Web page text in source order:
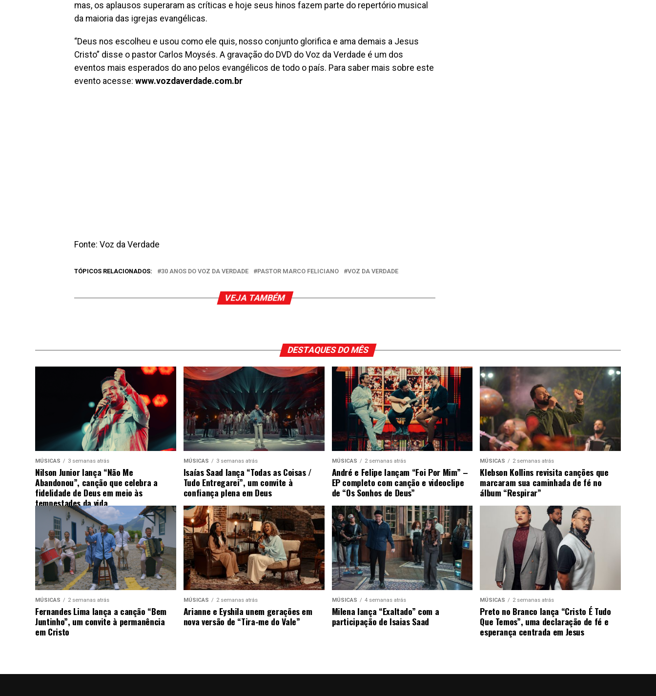
mas, os aplausos superaram as críticas e hoje seus hinos fazem parte do repertório musical
da maioria das igrejas evangélicas.
“Deus nos escolheu e usou como ele quis, nosso conjunto glorifica e ama demais a Jesus
Cristo” disse o pastor Carlos Moysés. A gravação do DVD do Voz da Verdade é um dos
eventos mais esperados do ano pelos evangélicos de todo o país. Para saber mais sobre este
evento acesse: www.vozdaverdade.com.br
Fonte: Voz da Verdade
TÓPICOS RELACIONADOS: 30 ANOS DO VOZ DA VERDADE PASTOR MARCO FELICIANO VOZ DA VERDADE
VEJA TAMBÉM
DESTAQUES DO MÊS
MÚSICAS 3 semanas atrás
Nilson Junior lança “Não Me
Abandonou”, canção que celebra a
fidelidade de Deus em meio às
tempestades da vida
MÚSICAS 3 semanas atrás
Isaías Saad lança “Todas as Coisas /
Tudo Entregarei”, um convite à
confiança plena em Deus
MÚSICAS 2 semanas atrás
André e Felipe lançam “Foi Por Mim” –
EP completo com canção e videoclipe
de “Os Sonhos de Deus”
MÚSICAS 2 semanas atrás
Klebson Kollins revisita canções que
marcaram sua caminhada de fé no
álbum “Respirar”
MÚSICAS 2 semanas atrás
Fernandes Lima lança a canção “Bem
Juntinho”, um convite à permanência
em Cristo
MÚSICAS 2 semanas atrás
Arianne e Eyshila unem gerações em
nova versão de “Tira-me do Vale”
MÚSICAS 4 semanas atrás
Milena lança “Exaltado” com a
participação de Isaias Saad
MÚSICAS 2 semanas atrás
Preto no Branco lança “Cristo É Tudo
Que Temos”, uma declaração de fé e
esperança centrada em Jesus